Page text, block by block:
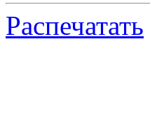
Распечатать